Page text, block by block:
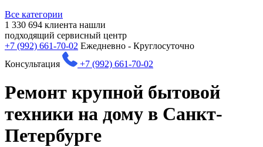
Все категории
1 330 694 клиента нашли
подходящий сервисный центр
+7 (992) 661-70-02 Ежедневно - Круглосуточно
Консультация
+7 (992) 661-70-02
Ремонт крупной бытовой
техники на дому в Санкт-
Петербурге